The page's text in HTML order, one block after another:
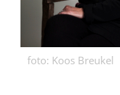
foto: Koos Breukel